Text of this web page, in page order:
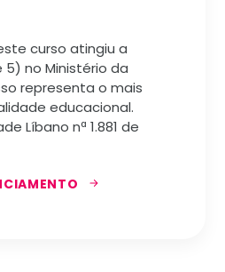
curso atingiu a
no Ministério da
representa o mais
educacional.
Líbano nª 1.881 de